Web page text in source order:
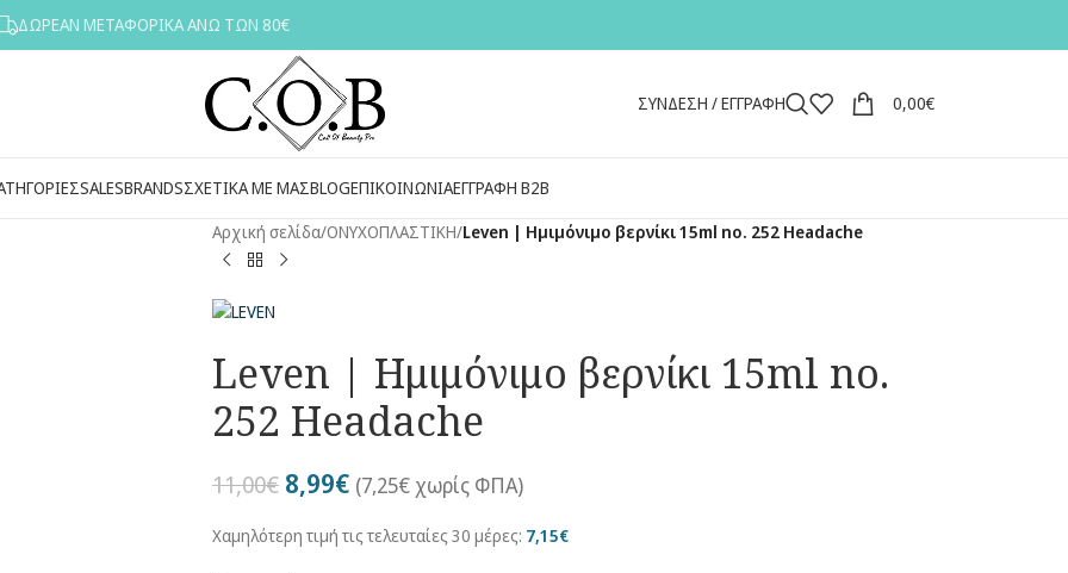
ΔΩΡΕΑΝ ΜΕΤΑΦΟΡΙΚΑ ΑΝΩ ΤΩΝ 80€
ΣΥΝΔΕΣΗ / ΕΓΓΡΑΦΗ 0,00€
SALESBRANDSΣΧΕΤΙΚΑ ΜΕ ΜΑΣBLOGΕΠΙΚΟΙΝΩΝΙΑΕΓΓΡΑΦΗ Β2Β
Αρχική σελίδα/ΟΝΥΧΟΠΛΑΣΤΙΚΗ/Leven | Ημιμόνιμο βερνίκι 15ml no. 252 Headache
Leven | Ημιμόνιμο βερνίκι 15ml no.
252 Headache
11,00€ 8,99€ (7,25€χωρίς ΦΠΑ)
Χαμηλότερη τιμή τις τελευταίες 30 μέρες: 7,15€